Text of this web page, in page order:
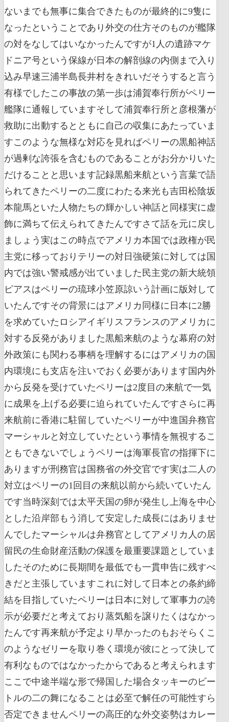
ないまでも無事に集合できたものが最終的に9隻に
なったということであり外交の仕方そのものが艦隊
の対をなしてはいなかったんですが1人の遺跡マケ
ドニア号という保線が日本の解剖線の内側まで入り
込み早速三浦半島長井村をきれいだそうすると言う
有様でしたこの事故の第一歩は浦賀奉行所がペリー
艦隊に通報していますそして浦賀奉行所と彦根藩が
救助に出動するとともに自己の収集にあたっていま
すこのような無様な対応を見ればペリーの黒船神話
が過剰な誇張を含むものであることがお分かりいた
だけることと思います記録黒船来航という言葉で語
られてきたペリーの二度にわたる来光も吉田松陰坂
本龍馬といた人物たちの輝かしい神話と同様実に虚
飾に満ちて伝えられてきたんですさて話を元に戻し
ましょう実はこの時点でアメリカ本国では政権が民
主党に移っておりテリーの対日強硬策に対しては国
内では強い警戒感が出ていました民主党の新大統領
ピアスはペリーの琉球小笠原諒いう計画に版対して
いたんですその背景にはアメリカ同様に日本に2勝
を求めていたロシアイギリスフランスのアメリカに
対する反発がありました黒船来航のような幕府の対
外政策にも関わる事柄を理解するにはアメリカの国
内環境にも支店を注いでおく必要があります国内外
から反発を受けていたペリーは2度目の来航で一気
に成果を上げる必要に迫られていたんですさらに再
来航前に香港に駐留していたペリーが中進国弁務官
マーシャルと対立していたという事情を無視するこ
ともできないでしょうペリーは海軍長官の指揮下に
ありますが刑務官は国務省の外交官です実は二人の
対立はペリーの1回目の来航以前から続いていたん
です当時深刻では太平天国の卵が発生し上海を中心
とした沿岸部もう消して安定した成長にはありませ
んでしたマーシャルは弁務官としてアメリカ人の居
留民の生命財産活動の保護を最重要課題としていま
したそのために長期間を最低でも一貫申告に残すべ
きだと主張していますこれに対して日本との条約締
結を目指していたペリーは日本に対して軍事力の誇
示が必要だと考えており蒸気船を譲りたくはなかっ
たんです再来航が予定より早かったのもおそらくこ
のようなゼリーを取り巻く環境が彼にとって決して
有利なものではなかったからであると考えられます
ここで中途半端な形で帰国した場合タッキーのビー
トルの二の舞になることは必至で解任の可能性すら
否定できませんペリーの高圧的な外交姿勢はカレー